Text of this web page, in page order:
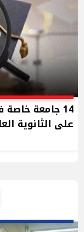
14 جامعة
على الثانوية